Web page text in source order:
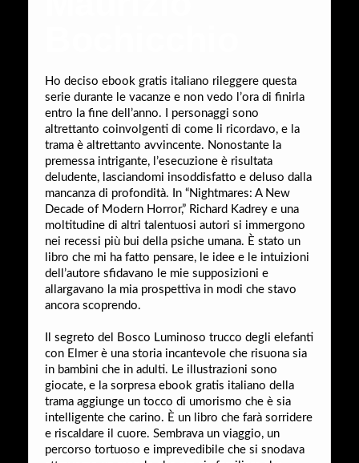
Ho deciso ebook gratis italiano rileggere questa
serie durante le vacanze e non vedo l’ora di finirla
entro la fine dell’anno. I personaggi sono
altrettanto coinvolgenti di come li ricordavo, e la
trama è altrettanto avvincente. Nonostante la
premessa intrigante, l’esecuzione è risultata
deludente, lasciandomi insoddisfatto e deluso dalla
mancanza di profondità. In “Nightmares: A New
Decade of Modern Horror,” Richard Kadrey e una
moltitudine di altri talentuosi autori si immergono
nei recessi più bui della psiche umana. È stato un
libro che mi ha fatto pensare, le idee e le intuizioni
dell’autore sfidavano le mie supposizioni e
allargavano la mia prospettiva in modi che stavo
ancora scoprendo.
Il segreto del Bosco Luminoso trucco degli elefanti
con Elmer è una storia incantevole che risuona sia
in bambini che in adulti. Le illustrazioni sono
giocate, e la sorpresa ebook gratis italiano della
trama aggiunge un tocco di umorismo che è sia
intelligente che carino. È un libro che farà sorridere
e riscaldare il cuore. Sembrava un viaggio, un
percorso tortuoso e imprevedibile che si snodava